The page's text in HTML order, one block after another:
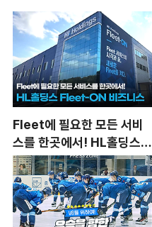
Fleet에 필요한 모든 서비
스를 한곳에서! HL홀딩스
Fleet-ON 비즈니스